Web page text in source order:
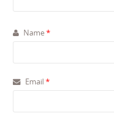
Name*
Email*